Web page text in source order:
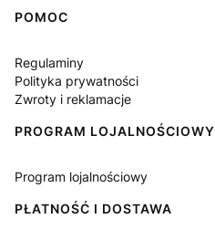
Linki w stopce
POMOC
Regulaminy
Polityka prywatności
Zwroty i reklamacje
PROGRAM LOJALNOŚCIOWY
Program lojalnościowy
PŁATNOŚĆ I DOSTAWA